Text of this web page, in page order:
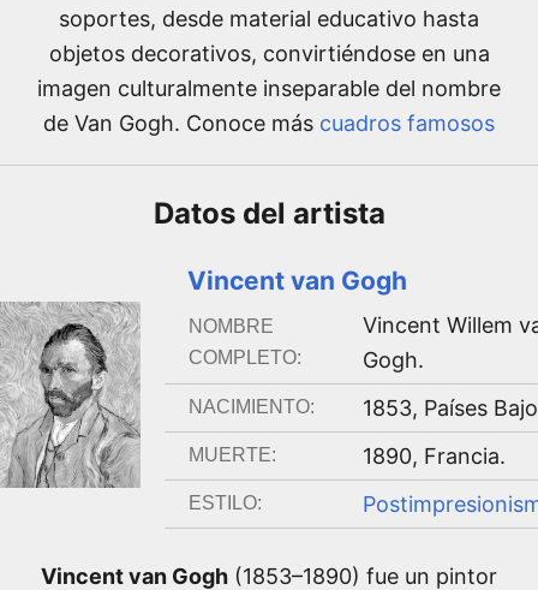
soportes, desde material educativo hasta
objetos decorativos, convirtiéndose en una
imagen culturalmente inseparable del nombre
de Van Gogh. Conoce más cuadros famosos
Datos del artista
Vincent van Gogh
NOMBRE
COMPLETO:
Vincent Willem
Gogh.
NACIMIENTO: 1853, Países
MUERTE: 1890, Francia.
ESTILO:
Vincent van Gogh (1853–1890) fue un pintor